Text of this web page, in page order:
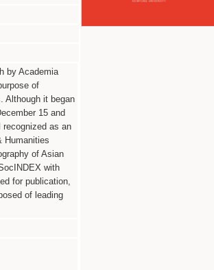
by Academia
of
Although it began
15 and
as an
Humanities
of Asian
with
for publication,
of leading